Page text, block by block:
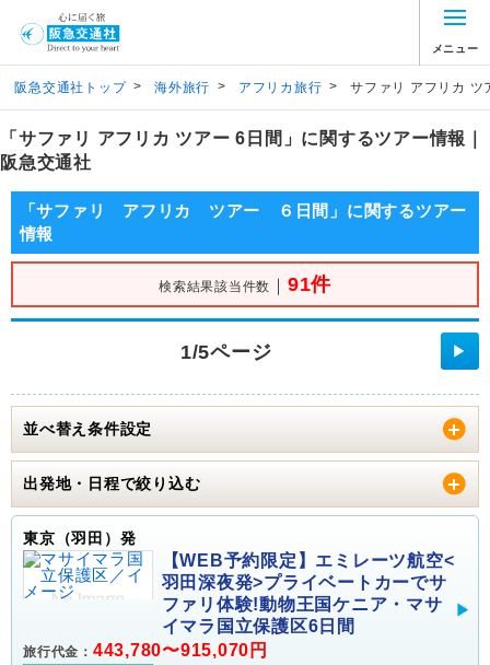
メニュー
阪急交通社トップ > 海外旅行 > アフリカ旅行 > サファリ アフリカ ツ
「サファリ アフリカ ツアー 6日間」に関するツアー情報｜
阪急交通社
「サファリ アフリカ ツアー ６日間」に関するツアー
情報
検索結果該当件数 ｜ 91件
1/5ページ ▶
並べ替え条件設定
出発地・日程で絞り込む
東京（羽田）発
【WEB予約限定】エミレーツ航空<
羽田深夜発>プライベートカーでサ
ファリ体験!動物王国ケニア・マサ
イマラ国立保護区6日間
旅行代金： 443,780〜915,070円